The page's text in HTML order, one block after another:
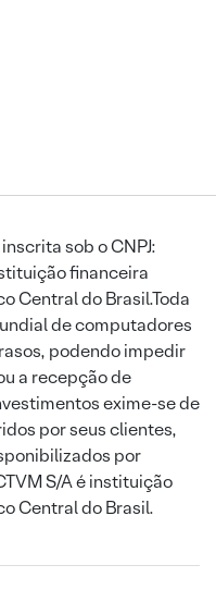
sob o CNPJ:
financeira
Central do Brasil.Toda
de computadores
podendo impedir
a recepção de
exime-se de
por seus clientes,
por
S/A é instituição
Central do Brasil.